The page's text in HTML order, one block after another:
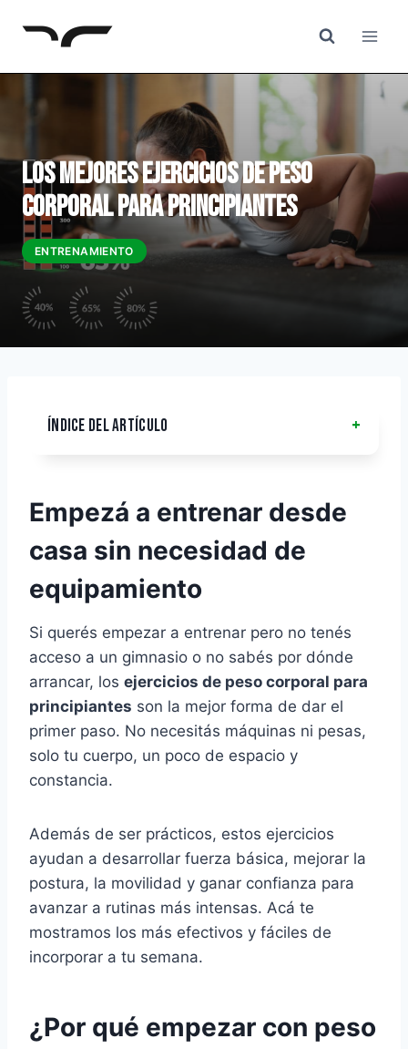
ENTRENAMIENTO
Los Mejores Ejercicios de Peso
Corporal para Principiantes
ÍNDICE DEL ARTÍCULO
Empezá a entrenar desde
casa sin necesidad de
equipamiento
Si querés empezar a entrenar pero no tenés
acceso a un gimnasio o no sabés por dónde
arrancar, los ejercicios de peso corporal para
principiantes son la mejor forma de dar el
primer paso. No necesitás máquinas ni pesas,
solo tu cuerpo, un poco de espacio y
constancia.
Además de ser prácticos, estos ejercicios
ayudan a desarrollar fuerza básica, mejorar la
postura, la movilidad y ganar confianza para
avanzar a rutinas más intensas. Acá te
mostramos los más efectivos y fáciles de
incorporar a tu semana.
¿Por qué empezar con peso